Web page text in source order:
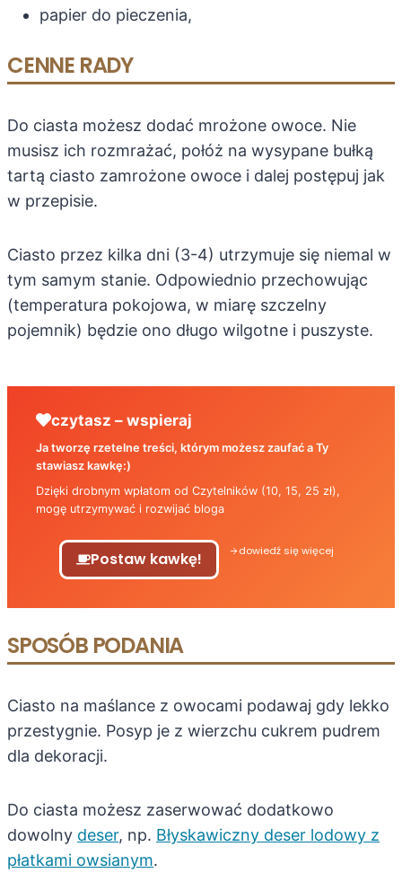
papier do pieczenia,
CENNE RADY
Do ciasta możesz dodać mrożone owoce. Nie
musisz ich rozmrażać, połóż na wysypane bułką
tartą ciasto zamrożone owoce i dalej postępuj jak
w przepisie.
Ciasto przez kilka dni (3-4) utrzymuje się niemal w
tym samym stanie. Odpowiednio przechowując
(temperatura pokojowa, w miarę szczelny
pojemnik) będzie ono długo wilgotne i puszyste.
czytasz – wspieraj
Ja tworzę rzetelne treści, którym możesz zaufać a Ty
stawiasz kawkę:)
Dzięki drobnym wpłatom od Czytelników (10, 15, 25 zł),
mogę utrzymywać i rozwijać bloga
Postaw kawkę! dowiedź się więcej
SPOSÓB PODANIA
Ciasto na maślance z owocami podawaj gdy lekko
przestygnie. Posyp je z wierzchu cukrem pudrem
dla dekoracji.
Do ciasta możesz zaserwować dodatkowo
dowolny deser, np. Błyskawiczny deser lodowy z
płatkami owsianym.